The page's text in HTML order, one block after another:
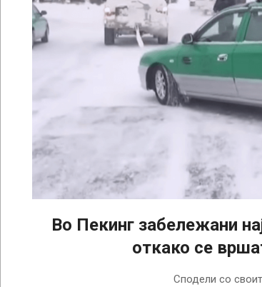
Во Пекинг забележани
откако се
Сподели со